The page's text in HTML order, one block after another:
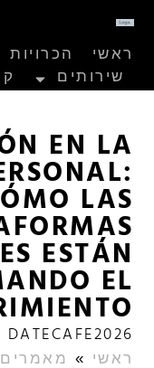
ראשי הכרויות
שירותים
EN LA
LAS
ESTÁN
EL
DATECAFE2026
ראשי » מאמרים